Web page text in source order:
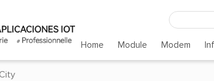
Home Module Modem